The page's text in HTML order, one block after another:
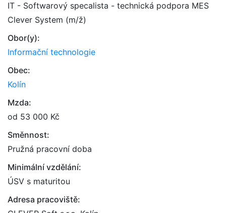
IT - Softwarový specalista - technická podpora MES
Clever System (m/ž)
Obor(y):
Informační technologie
Obec:
Kolín
Mzda:
od 53 000 Kč
Směnnost:
Pružná pracovní doba
Minimální vzdělání:
ÚSV s maturitou
Adresa pracoviště: